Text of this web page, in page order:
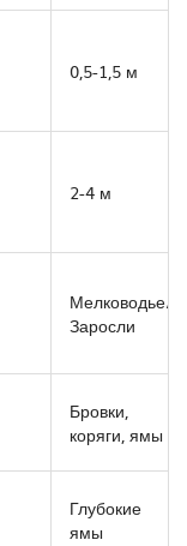
0,5-1,5 м
2-4 м
Мелководье/
Заросли
Бровки,
коряги, ямы
Глубокие
ямы